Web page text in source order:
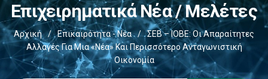
Επιχειρηματικά Νέα / Μελέτες
Αρχική / Επικαιρότητα - Νέα /
ΣΕΒ – ΙΟΒΕ: Οι Απαραίτητες
Αλλαγές Για Μια «νέα» Και Περισσότερο Ανταγωνιστική
Οικονομία